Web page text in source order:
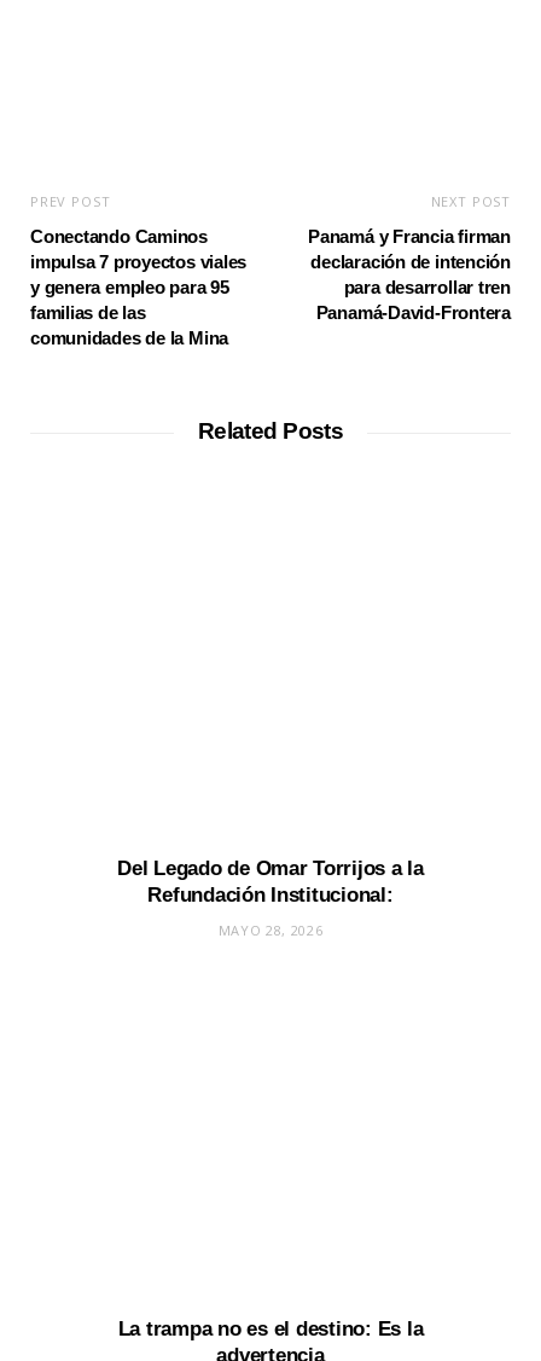
PREV POST
Conectando Caminos
impulsa 7 proyectos viales
y genera empleo para 95
familias de las
comunidades de la Mina
NEXT POST
Panamá y Francia firman
declaración de intención
para desarrollar tren
Panamá-David-Frontera
Related Posts
Del Legado de Omar Torrijos a la
Refundación Institucional:
MAYO 28, 2026
La trampa no es el destino: Es la
advertencia